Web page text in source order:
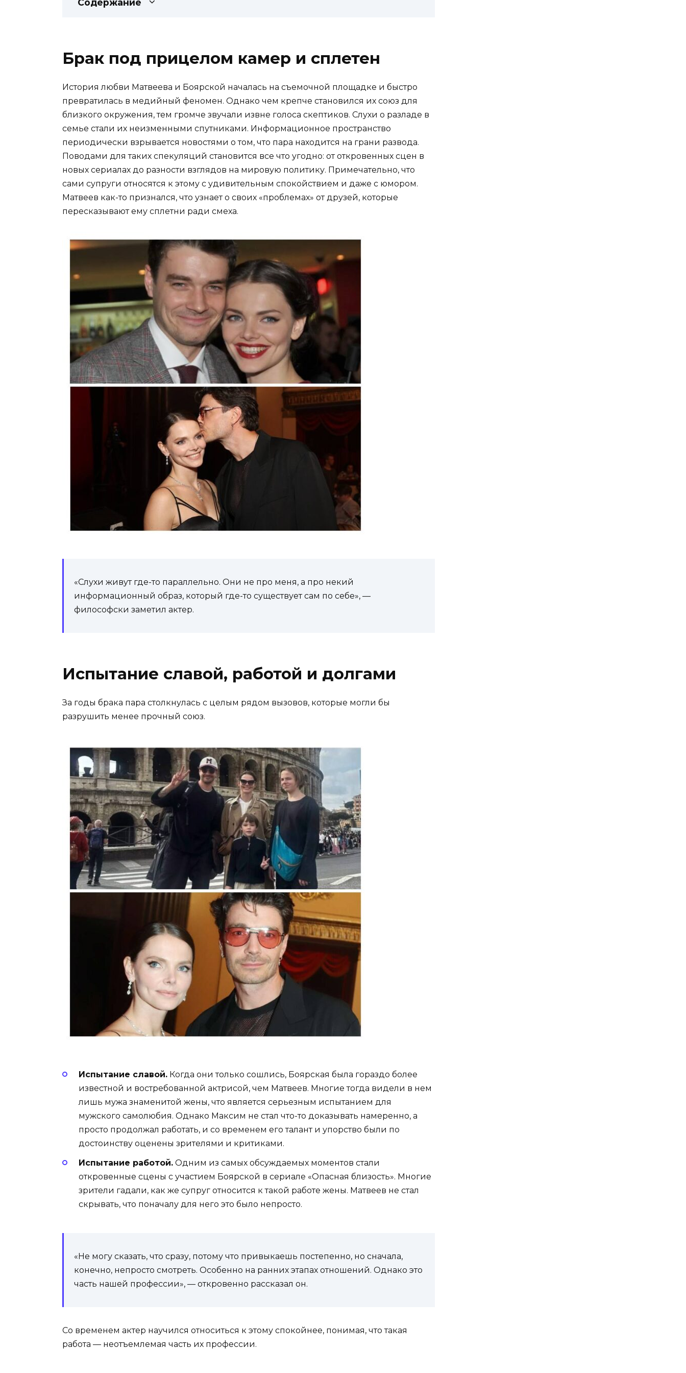
Содержание
Брак под прицелом камер и сплетен
История любви Матвеева и Боярской началась на съемочной площадке и быстро
превратилась в медийный феномен. Однако чем крепче становился их союз для
близкого окружения, тем громче звучали извне голоса скептиков. Слухи о разладе в
семье стали их неизменными спутниками. Информационное пространство
периодически взрывается новостями о том, что пара находится на грани развода.
Поводами для таких спекуляций становится все что угодно: от откровенных сцен в
новых сериалах до разности взглядов на мировую политику. Примечательно, что
сами супруги относятся к этому с удивительным спокойствием и даже с юмором.
Матвеев как-то признался, что узнает о своих «проблемах» от друзей, которые
пересказывают ему сплетни ради смеха.
«Слухи живут где-то параллельно. Они не про меня, а про некий
информационный образ, который где-то существует сам по себе», —
философски заметил актер.
Испытание славой, работой и долгами
За годы брака пара столкнулась с целым рядом вызовов, которые могли бы
разрушить менее прочный союз.
Испытание славой. Когда они только сошлись, Боярская была гораздо более
известной и востребованной актрисой, чем Матвеев. Многие тогда видели в нем
лишь мужа знаменитой жены, что является серьезным испытанием для
мужского самолюбия. Однако Максим не стал что-то доказывать намеренно, а
просто продолжал работать, и со временем его талант и упорство были по
достоинству оценены зрителями и критиками.
Испытание работой. Одним из самых обсуждаемых моментов стали
откровенные сцены с участием Боярской в сериале «Опасная близость». Многие
зрители гадали, как же супруг относится к такой работе жены. Матвеев не стал
скрывать, что поначалу для него это было непросто.
«Не могу сказать, что сразу, потому что привыкаешь постепенно, но сначала,
конечно, непросто смотреть. Особенно на ранних этапах отношений. Однако это
часть нашей профессии», — откровенно рассказал он.
Со временем актер научился относиться к этому спокойнее, понимая, что такая
работа — неотъемлемая часть их профессии.